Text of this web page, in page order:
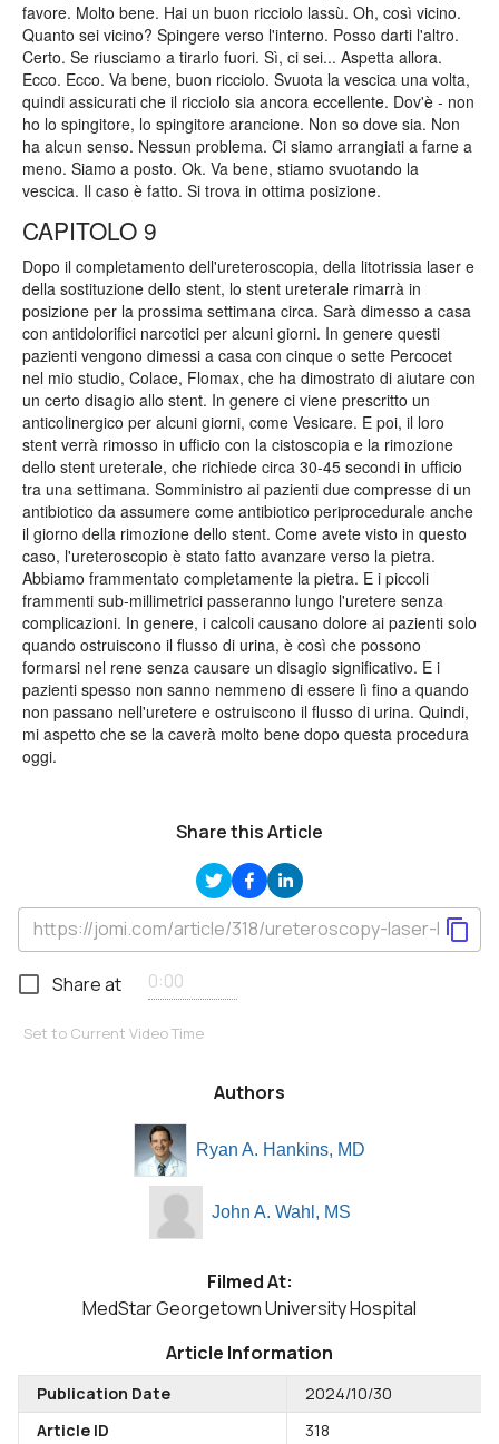
favore. Molto bene. Hai un buon ricciolo lassù. Oh, così vicino.
Quanto sei vicino? Spingere verso l'interno. Posso darti l'altro.
Certo. Se riusciamo a tirarlo fuori. Sì, ci sei... Aspetta allora.
Ecco. Ecco. Va bene, buon ricciolo. Svuota la vescica una volta,
quindi assicurati che il ricciolo sia ancora eccellente. Dov'è - non
ho lo spingitore, lo spingitore arancione. Non so dove sia. Non
ha alcun senso. Nessun problema. Ci siamo arrangiati a farne a
meno. Siamo a posto. Ok. Va bene, stiamo svuotando la
vescica. Il caso è fatto. Si trova in ottima posizione.
CAPITOLO 9
Dopo il completamento dell'ureteroscopia, della litotrissia laser e
della sostituzione dello stent, lo stent ureterale rimarrà in
posizione per la prossima settimana circa. Sarà dimesso a casa
con antidolorifici narcotici per alcuni giorni. In genere questi
pazienti vengono dimessi a casa con cinque o sette Percocet
nel mio studio, Colace, Flomax, che ha dimostrato di aiutare con
un certo disagio allo stent. In genere ci viene prescritto un
anticolinergico per alcuni giorni, come Vesicare. E poi, il loro
stent verrà rimosso in ufficio con la cistoscopia e la rimozione
dello stent ureterale, che richiede circa 30-45 secondi in ufficio
tra una settimana. Somministro ai pazienti due compresse di un
antibiotico da assumere come antibiotico periprocedurale anche
il giorno della rimozione dello stent. Come avete visto in questo
caso, l'ureteroscopio è stato fatto avanzare verso la pietra.
Abbiamo frammentato completamente la pietra. E i piccoli
frammenti sub-millimetrici passeranno lungo l'uretere senza
complicazioni. In genere, i calcoli causano dolore ai pazienti solo
quando ostruiscono il flusso di urina, è così che possono
formarsi nel rene senza causare un disagio significativo. E i
pazienti spesso non sanno nemmeno di essere lì fino a quando
non passano nell'uretere e ostruiscono il flusso di urina. Quindi,
mi aspetto che se la caverà molto bene dopo questa procedura
oggi.
Share this Article
Share at
Set to Current Video Time
Authors
Ryan A. Hankins, MD
John A. Wahl, MS
Filmed At:
MedStar Georgetown University Hospital
Article Information
Publication Date
2024/10/30
Article ID
318